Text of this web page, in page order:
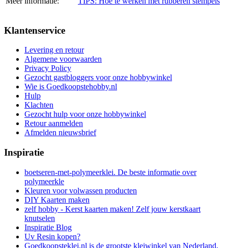
Klantenservice
Levering en retour
Algemene voorwaarden
Privacy Policy
Gezocht gastbloggers voor onze hobbywinkel
Wie is Goedkoopstehobby.nl
Hulp
Klachten
Gezocht hulp voor onze hobbywinkel
Retour aanmelden
Afmelden nieuwsbrief
Inspiratie
boetseren-met-polymeerklei. De beste informatie over
polymeerkle
Kleuren voor volwassen producten
DIY Kaarten maken
zelf hobby - Kerst kaarten maken! Zelf jouw kerstkaart
knutselen
Inspiratie Blog
Uv Resin kopen?
Goedkoopsteklei.nl is de grootste kleiwinkel van Nederland,